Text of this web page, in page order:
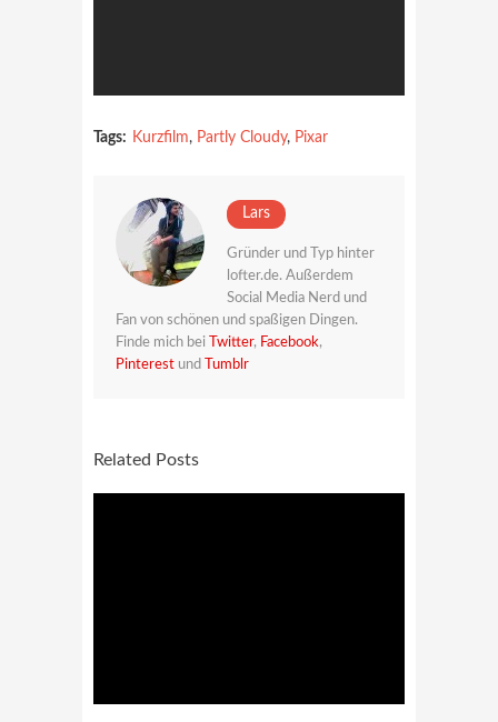
Tags: Kurzfilm, Partly Cloudy, Pixar
Lars
Gründer und Typ hinter
lofter.de. Außerdem
Social Media Nerd und
Fan von schönen und spaßigen Dingen.
Finde mich bei
Twitter, Facebook,
Pinterest und Tumblr
Related Posts